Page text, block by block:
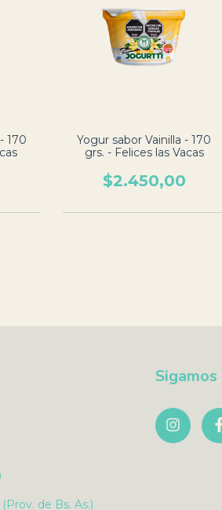
170
Yogur sabor Vainilla - 170
grs. - Felices las Vacas
$2.450,00
de Bs. As.)